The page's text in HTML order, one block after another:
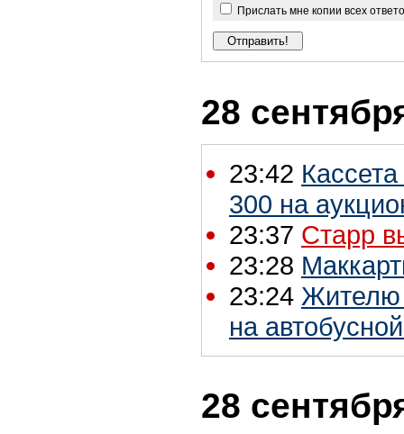
Прислать мне копии всех
28
23:42
300 на
23:37 Старр
23:28
23:24 Жителю
на
28